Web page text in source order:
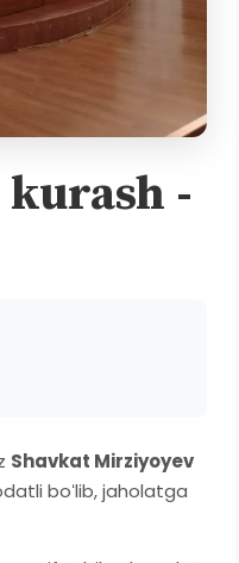
-
Shavkat Mirziyoyev
boʻlib, jaholatga